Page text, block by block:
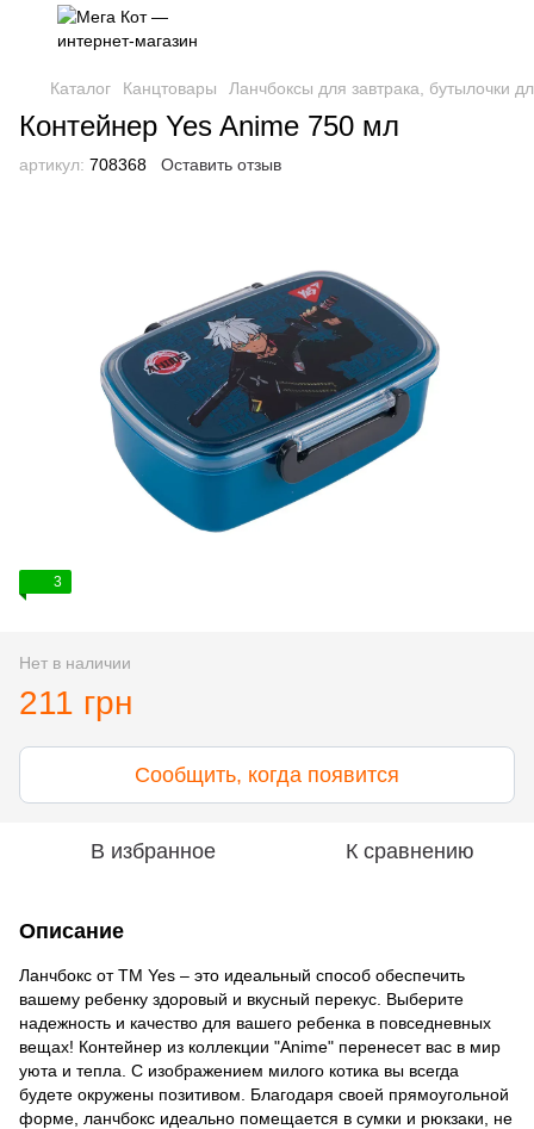
Каталог Канцтовары Ланчбоксы для завтрака, бутылочки
Контейнер Yes Anime 750 мл
артикул: 708368 Оставить отзыв
3
Нет в наличии
211 грн
Сообщить, когда появится
В избранное К сравнению
Описание
Ланчбокс от ТМ Yes – это идеальный способ обеспечить
вашему ребенку здоровый и вкусный перекус. Выберите
надежность и качество для вашего ребенка в повседневных
вещах! Контейнер из коллекции "Anime" перенесет вас в мир
уюта и тепла. С изображением милого котика вы всегда
будете окружены позитивом. Благодаря своей прямоугольной
форме, ланчбокс идеально помещается в сумки и рюкзаки, не